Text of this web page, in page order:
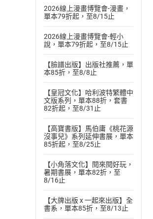
2026線上漫畫博覽會-漫畫，
單本79折起，至8/15止
2026線上漫畫博覽會-輕小
說，單本79折起，至8/15止
【臉譜出版】出版社推薦，單
本85折，至8/8止
【皇冠文化】哈利波特繁體中
文版系列，單本88折，套書
82折起，至8/31止
【高寶書版】馬伯庸《桃花源
沒事兒》系列延伸書展，單本
85折起，至8/25止
【小角落文化】閱來閱好玩，
暑期書展，單本82折，至
8/16止
【大牌出版 x 一起來出版】全
書系，單本85折，至8/13止